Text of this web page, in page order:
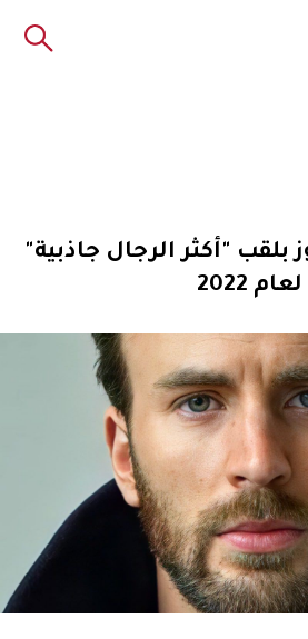
بلقب "أكثر الرجال جاذبية"
لعام 2022